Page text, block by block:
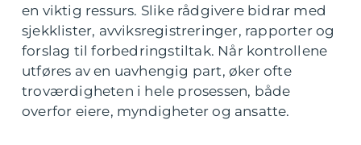
en viktig ressurs. Slike rådgivere bidrar med
sjekklister, avviksregistreringer, rapporter og
forslag til forbedringstiltak. Når kontrollene
utføres av en uavhengig part, øker ofte
troværdigheten i hele prosessen, både
overfor eiere, myndigheter og ansatte.